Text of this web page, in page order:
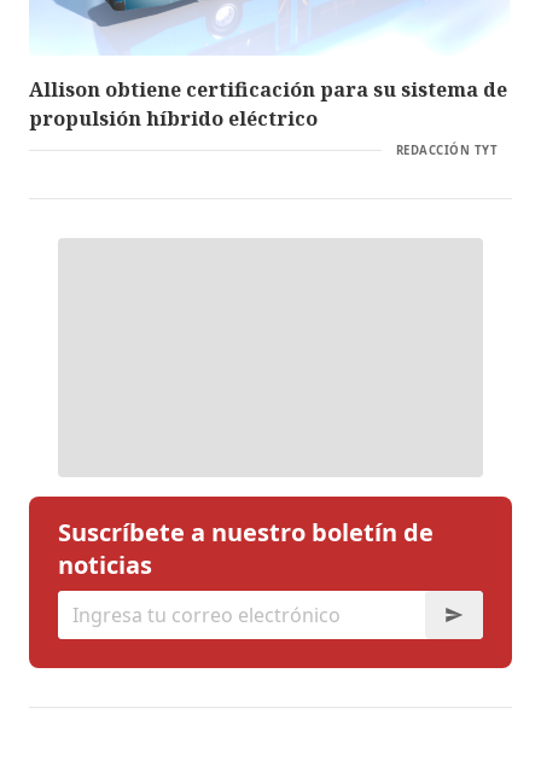
Allison obtiene certificación para su sistema de
propulsión híbrido eléctrico
REDACCIÓN TYT
Suscríbete a nuestro boletín de
noticias